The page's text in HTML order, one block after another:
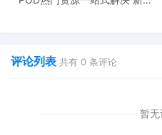
评论列表 共有 0 条评论
暂无